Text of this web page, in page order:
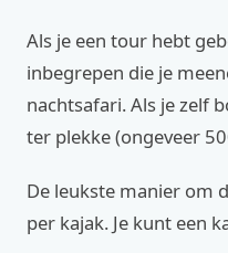
Als je een tour hebt
inbegrepen die je
nachtsafari. Als je zelf
ter plekke (ongeveer
De leukste manier om
per kajak. Je kunt een